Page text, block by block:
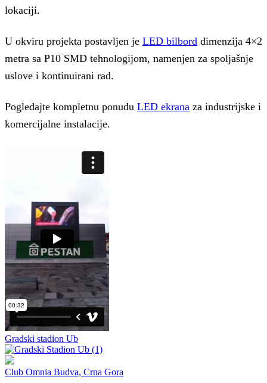
lokaciji.
U okviru projekta postavljen je LED bilbord dimenzija 4×2
metra sa P10 SMD tehnologijom, namenjen za spoljašnje
uslove i kontinuirani rad.
Pogledajte kompletnu ponudu LED ekrana za industrijske i
komercijalne instalacije.
Gradski stadion Ub
Club Omnia Budva, Crna Gora